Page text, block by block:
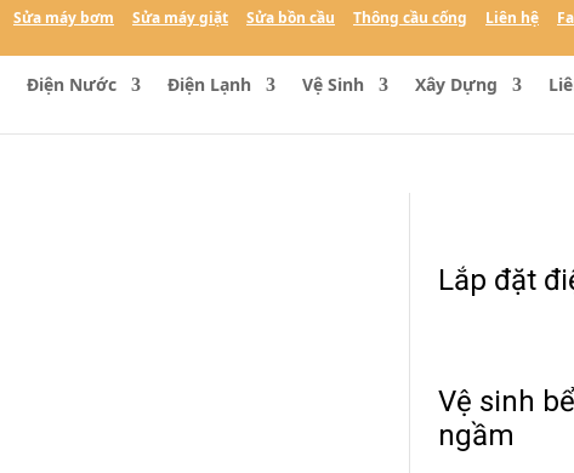
Sửa máy bơm Sửa máy giặt Sửa bồn cầu Thông cầu cống Liên hệ
Điện Nước Điện Lạnh Vệ Sinh Xây Dựng
Lắp đặt
Vệ sinh
ngầm